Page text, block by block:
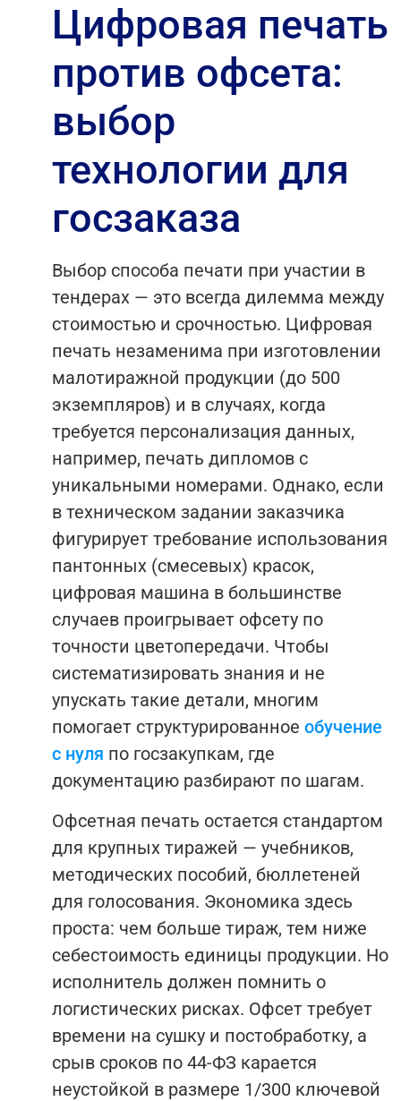
Цифровая печать
против офсета:
выбор
технологии для
госзаказа
Выбор способа печати при участии в
тендерах — это всегда дилемма между
стоимостью и срочностью. Цифровая
печать незаменима при изготовлении
малотиражной продукции (до 500
экземпляров) и в случаях, когда
требуется персонализация данных,
например, печать дипломов с
уникальными номерами. Однако, если
в техническом задании заказчика
фигурирует требование использования
пантонных (смесевых) красок,
цифровая машина в большинстве
случаев проигрывает офсету по
точности цветопередачи. Чтобы
систематизировать знания и не
упускать такие детали, многим
помогает структурированное обучение
с нуля по госзакупкам, где
документацию разбирают по шагам.
Офсетная печать остается стандартом
для крупных тиражей — учебников,
методических пособий, бюллетеней
для голосования. Экономика здесь
проста: чем больше тираж, тем ниже
себестоимость единицы продукции. Но
исполнитель должен помнить о
логистических рисках. Офсет требует
времени на сушку и постобработку, а
срыв сроков по 44-ФЗ карается
неустойкой в размере 1/300 ключевой